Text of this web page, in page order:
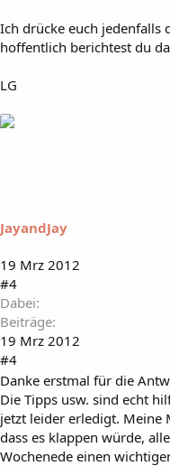
Ich drücke euch jedenfalls
hoffentlich berichtest du
LG
JayandJay
19 Mrz 2012
#4
Dabei
Beiträge
19 Mrz 2012
#4
Danke erstmal für die
Die Tipps usw. sind echt
jetzt leider erledigt. Meine
dass es klappen würde,
Wochenede einen